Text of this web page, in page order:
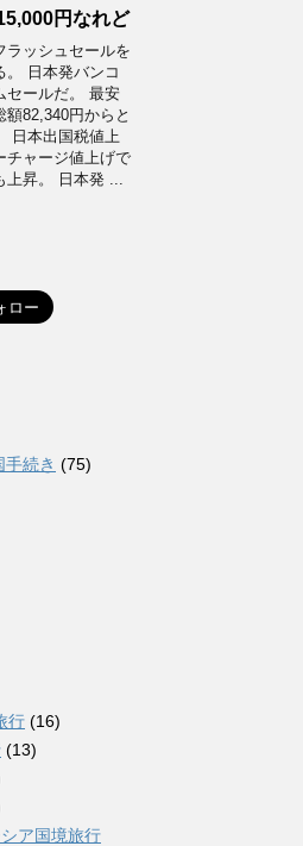
円なれど
ラッシュセールを
。 日本発バンコ
セールだ。 最安
額82,340円からと
日本出国税値上
チャージ値上げで
上昇。 日本発 ...
続き (75)
行 (16)
(13)
ア国境旅行